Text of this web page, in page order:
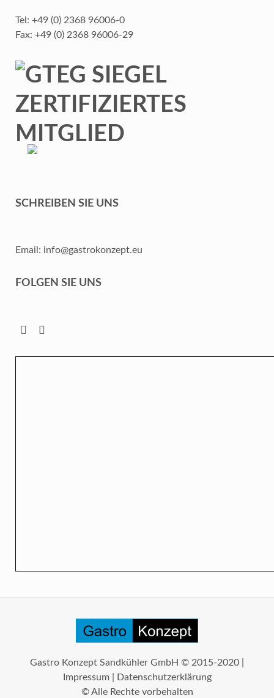
Tel: +49 (0) 2368 96006-0
Fax: +49 (0) 2368 96006-29
SCHREIBEN SIE UNS
Email: info@gastrokonzept.eu
FOLGEN SIE UNS
Gastro Konzept Sandkühler GmbH © 2015-2020 |
Impressum
Datenschutzerklärung
© Alle Rechte vorbehalten